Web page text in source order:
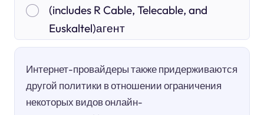
(includes R Cable, Telecable, and
Euskaltel)агент
Интернет-провайдеры также придерживаются
другой политики в отношении ограничения
некоторых видов онлайн-